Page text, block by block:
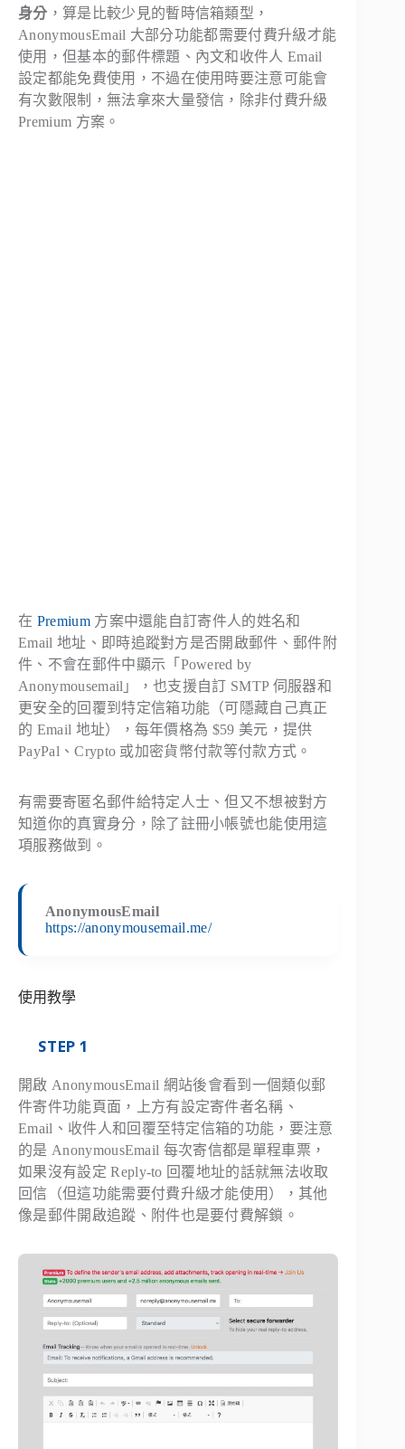
身分 ，算是比較少見的暫時信箱類型，
AnonymousEmail 大部分功能都需要付費升級才能
使用，但基本的郵件標題、內文和收件人 Email
設定都能免費使用，不過在使用時要注意可能會
有次數限制，無法拿來大量發信，除非付費升級
Premium 方案。
在 Premium方案中還能自訂寄件人的姓名和
Email 地址、即時追蹤對方是否開啟郵件、郵件附
件、不會在郵件中顯示「Powered by
Anonymousemail」，也支援自訂 SMTP 伺服器和
更安全的回覆到特定信箱功能（可隱藏自己真正
的 Email 地址），每年價格為 $59 美元，提供
PayPal、Crypto 或加密貨幣付款等付款方式。
有需要寄匿名郵件給特定人士、但又不想被對方
知道你的真實身分，除了註冊小帳號也能使用這
項服務做到。
AnonymousEmail
https://anonymousemail.me/
使用教學
STEP 1
開啟 AnonymousEmail 網站後會看到一個類似郵
件寄件功能頁面，上方有設定寄件者名稱、
Email、收件人和回覆至特定信箱的功能，要注意
的是 AnonymousEmail 每次寄信都是單程車票，
如果沒有設定 Reply-to 回覆地址的話就無法收取
回信（但這功能需要付費升級才能使用），其他
像是郵件開啟追蹤、附件也是要付費解鎖。